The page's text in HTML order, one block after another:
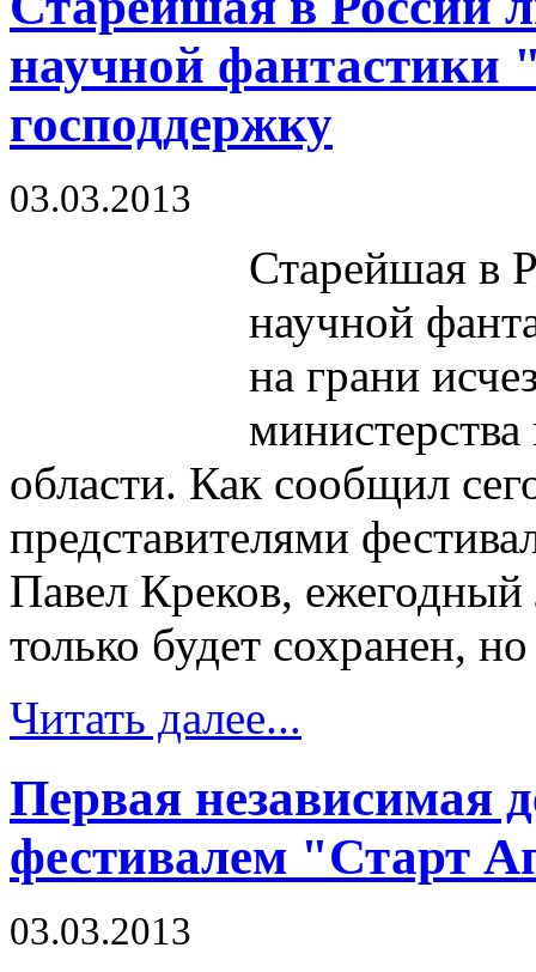
научной фантастики
господдержку
03.03.2013
Старейшая в
научной
на грани
области. Как сообщил
представителями
Павел Креков,
только будет сохранен,
Читать далее...
Первая независимая
фестивалем "Старт
03.03.2013